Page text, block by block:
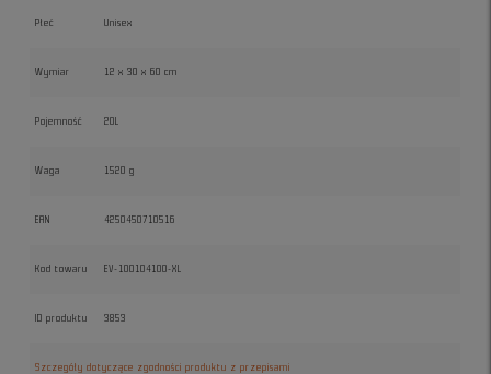
Płeć Unisex
Wymiar 12 x 30 x 60 cm
Pojemność 20L
Waga 1520 g
EAN 4250450710516
Kod towaru EV-100104100-XL
ID produktu 3853
Szczegóły dotyczące zgodności produktu z przepisami